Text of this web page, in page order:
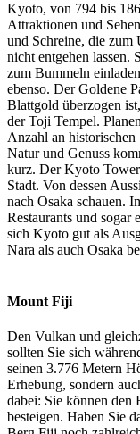
Kyoto, von 794 bis
Attraktionen und
und Schreine, die zum
nicht entgehen lassen.
zum Bummeln
ebenso. Der Goldene
Blattgold überzogen
der Toji Tempel.
Anzahl an
Natur und Genuss
kurz. Der Kyoto Tower
Stadt. Von dessen
nach Osaka schauen.
Restaurants und sogar
sich Kyoto gut als
Nara als auch Osaka
Mount Fiji
Den Vulkan und
sollten Sie sich
seinen 3.776 Metern
Erhebung, sondern
dabei: Sie können den
besteigen. Haben Sie